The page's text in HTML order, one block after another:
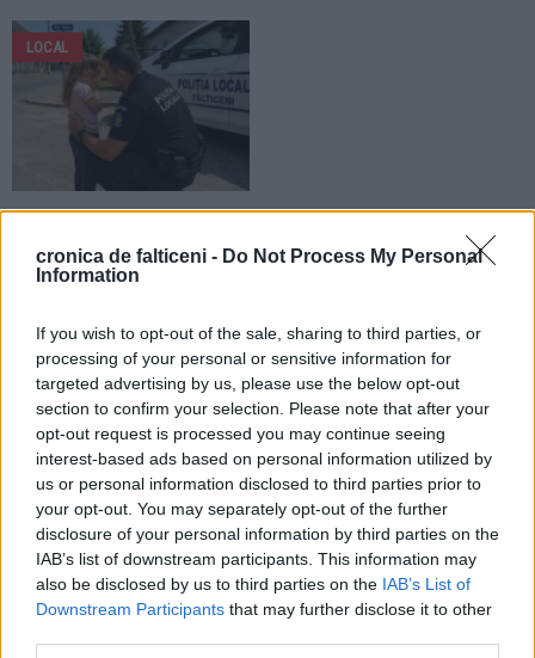
cronica de falticeni - Do Not Process My Personal
Information
If you wish to opt-out of the sale, sharing to third parties, or
processing of your personal or sensitive information for
targeted advertising by us, please use the below opt-out
section to confirm your selection. Please note that after your
opt-out request is processed you may continue seeing
interest-based ads based on personal information utilized by
us or personal information disclosed to third parties prior to
your opt-out. You may separately opt-out of the further
disclosure of your personal information by third parties on the
IAB’s list of downstream participants. This information may
also be disclosed by us to third parties on the IAB’s List of
Downstream Participants that may further disclose it to other
LOCAL
28.07.2026
și intervenția Poliției Locale
Fălticeni au readus un copil în
LOCAL
27.07.2026
milioane de lei municipiului
Fălticeni. Banii vor fi folosiți pentru
LOCAL
27.07.2026
Municipiul Fălticeni are un Centru
pentru deșeurile voluminoase.
Proiectul urmează să devină